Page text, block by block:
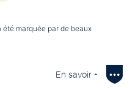
marquée par de beaux
En savoir +